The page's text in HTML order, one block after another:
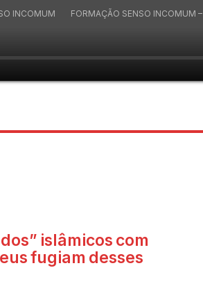
INCOMUM FORMAÇÃO SENSO INCOMUM –
islâmicos com
fugiam desses